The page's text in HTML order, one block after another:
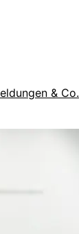
& Co.